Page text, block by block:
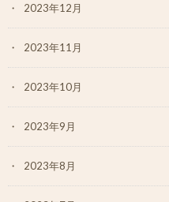
2023年12月
2023年11月
2023年10月
2023年9月
2023年8月